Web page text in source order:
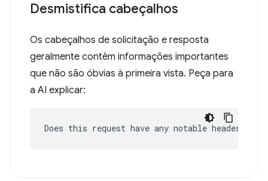
Desmistifica cabeçalhos
Os cabeçalhos de solicitação e resposta
geralmente contêm informações importantes
que não são óbvias à primeira vista. Peça para
a AI explicar:
Does this request have any notable headers?